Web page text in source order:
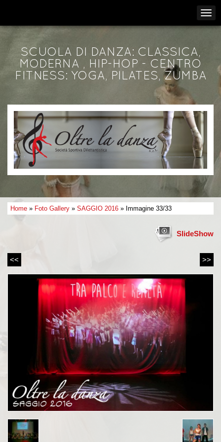
SCUOLA DI DANZA: CLASSICA,
MODERNA , HIP-HOP - CENTRO
FITNESS: YOGA, PILATES, ZUMBA
Home » Foto Gallery » SAGGIO 2016 » Immagine 33/33
SlideShow
<< >>